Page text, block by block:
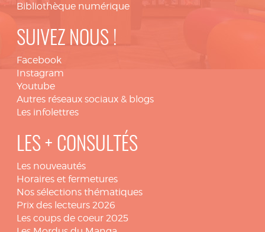
Bibliothèque numérique
SUIVEZ NOUS !
Facebook
Instagram
Youtube
Autres réseaux sociaux & blogs
Les infolettres
LES + CONSULTÉS
Les nouveautés
Horaires et fermetures
Nos sélections thématiques
Prix des lecteurs 2026
Les coups de coeur 2025